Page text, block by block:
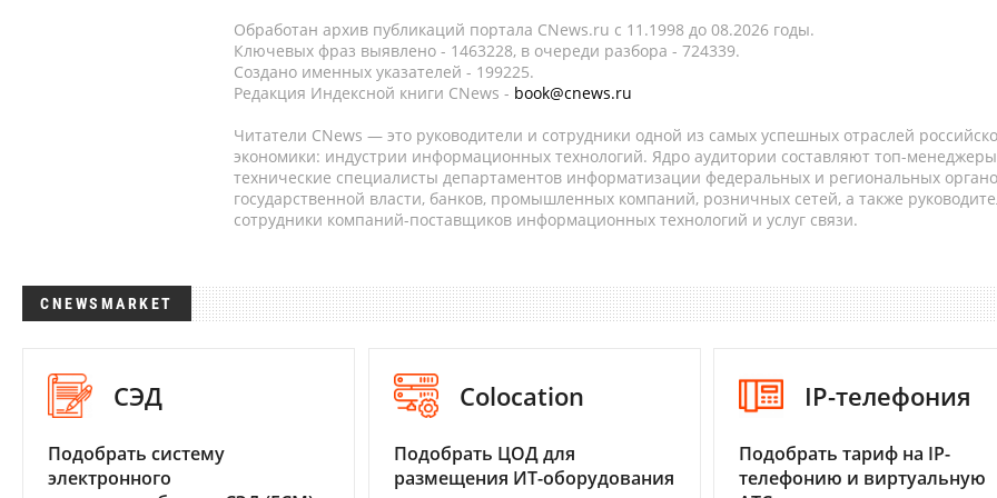
Обработан архив публикаций портала CNews.ru c 11.1998 до 08.2026 годы.
Ключевых фраз выявлено - 1463228, в очереди разбора - 724339.
Создано именных указателей - 199225.
Редакция Индексной книги CNews - book@cnews.ru
Читатели CNews — это руководители и сотрудники одной из самых успешных отраслей
экономики: индустрии информационных технологий. Ядро аудитории составляют топ-
технические специалисты департаментов информатизации федеральных и региональных
государственной власти, банков, промышленных компаний, розничных сетей, а также
сотрудники компаний-поставщиков информационных технологий и услуг связи.
CNEWSMARKET
СЭД
Подобрать систему
электронного
Colocation
Подобрать ЦОД для
размещения ИТ-оборудования
IP-телефония
Подобрать тариф на IP-
телефонию и виртуальную